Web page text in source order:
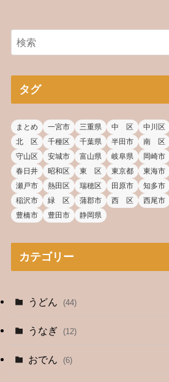
タグ
まとめ 一宮市 三重県 中 区 中川区
北 区
千種区 千葉県 半田市 南 区
守山区
安城市 富山県 岐阜県 岡崎市
春日井
昭和区 東 区 東京都 東海市
瀬戸市
熱田区 瑞穂区 田原市 知多市
稲沢市
緑 区 蒲郡市 西 区 西尾市
豊橋市
豊田市 静岡県
カテゴリー
うどん (44)
うなぎ (12)
おでん (6)